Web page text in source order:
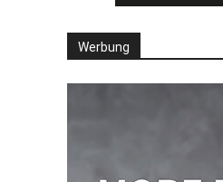
Werbung